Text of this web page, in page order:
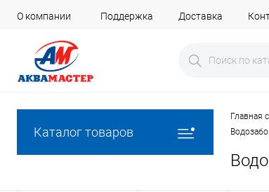
О компании Поддержка Доставка
Каталог товаров
Главная